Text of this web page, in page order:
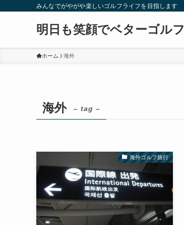
みんなでがやがや楽しいゴルフライフを目指します
明日も笑顔でベターゴルフ
ホーム 海外
海外 – tag –
海外ゴルフ旅行